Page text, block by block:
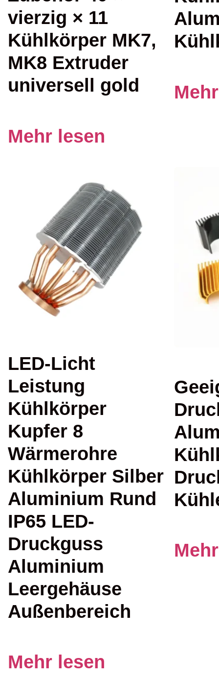
vierzig × 11
Kühlkörper MK7,
MK8 Extruder
universell gold
Mehr lesen
LED-Licht
Leistung
Kühlkörper
Kupfer 8
Wärmerohre
Kühlkörper Silber
Aluminium Rund
IP65 LED-
Druckguss
Aluminium
Leergehäuse
Außenbereich
Mehr lesen